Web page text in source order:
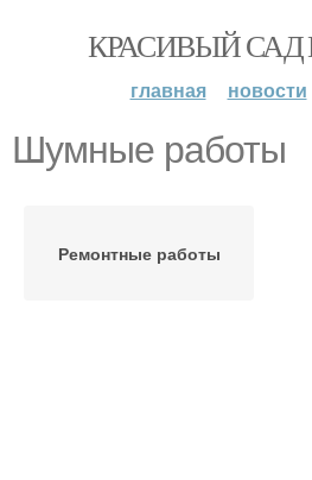
КРАСИВЫЙ САД
главная новости
Шумные работы
Ремонтные работы